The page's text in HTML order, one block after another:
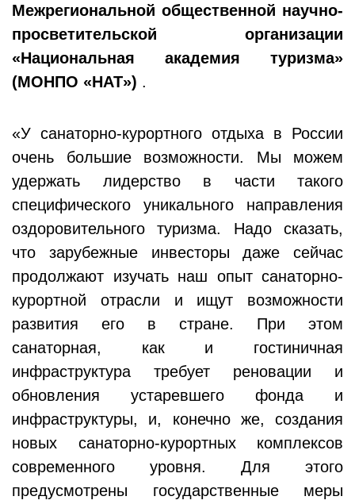
Межрегиональной общественной научно-
просветительской организации
«Национальная академия туризма»
(МОНПО «НАТ») .
«У санаторно-курортного отдыха в России
очень большие возможности. Мы можем
удержать лидерство в части такого
специфического уникального направления
оздоровительного туризма. Надо сказать,
что зарубежные инвесторы даже сейчас
продолжают изучать наш опыт санаторно-
курортной отрасли и ищут возможности
развития его в стране. При этом
санаторная, как и гостиничная
инфраструктура требует реновации и
обновления устаревшего фонда и
инфраструктуры, и, конечно же, создания
новых санаторно-курортных комплексов
современного уровня. Для этого
предусмотрены государственные меры